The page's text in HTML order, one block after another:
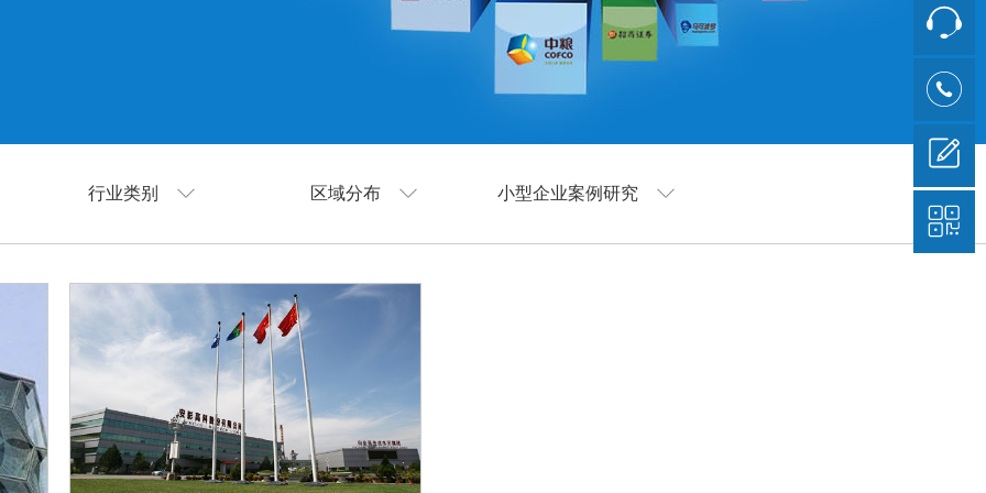
行业类别 区域分布 小型企业案例研究